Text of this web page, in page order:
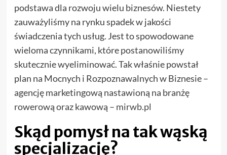
podstawa dla rozwoju wielu biznesów. Niestety
zauważyliśmy na rynku spadek w jakości
świadczenia tych usług. Jest to spowodowane
wieloma czynnikami, które postanowiliśmy
skutecznie wyeliminować. Tak właśnie powstał
plan na Mocnych i Rozpoznawalnych w Biznesie –
agencję marketingową nastawioną na branżę
rowerową oraz kawową – mirwb.pl
Skąd pomysł na tak wąską
specjalizację?